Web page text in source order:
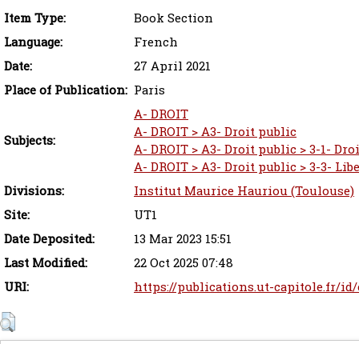
Item Type:
Book Section
Language:
French
Date:
27 April 2021
Place of Publication: Paris
Subjects:
A- DROIT
A- DROIT > A3- Droit public
A- DROIT > A3- Droit public > 3-1-
A- DROIT > A3- Droit public > 3-3-
Divisions:
Institut Maurice Hauriou (Toulouse)
Site:
UT1
Date Deposited:
13 Mar 2023 15:51
Last Modified:
22 Oct 2025 07:48
URI:
https://publications.ut-capitole.fr/